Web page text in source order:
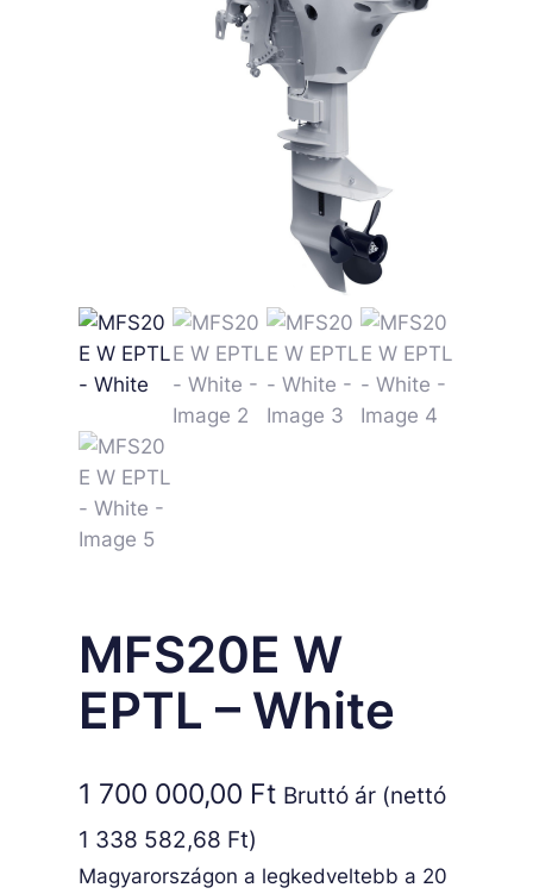
MFS20E W
EPTL – White
1 700 000,00 Ft Bruttó ár (nettó
1 338 582,68 Ft)
Magyarországon a legkedveltebb a 20